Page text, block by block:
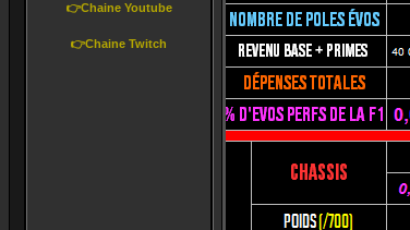
👉Chaine Youtube
👉Chaine Twitch